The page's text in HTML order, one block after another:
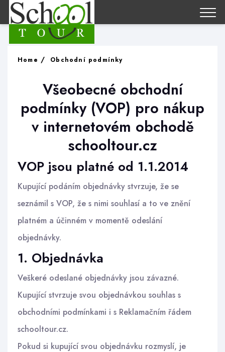
Home Obchodní podmínky
Všeobecné obchodní
podmínky (VOP) pro nákup
v internetovém obchodě
schooltour.cz
VOP jsou platné od 1.1.2014
Kupující podáním objednávky stvrzuje, že se
seznámil s VOP, že s nimi souhlasí a to ve znění
platném a účinném v momentě odeslání
objednávky.
1. Objednávka
Veškeré odeslané objednávky jsou závazné.
Kupující stvrzuje svou objednávkou souhlas s
obchodními podmínkami i s Reklamačním řádem
schooltour.cz.
Pokud si kupující svou objednávku rozmyslí, je